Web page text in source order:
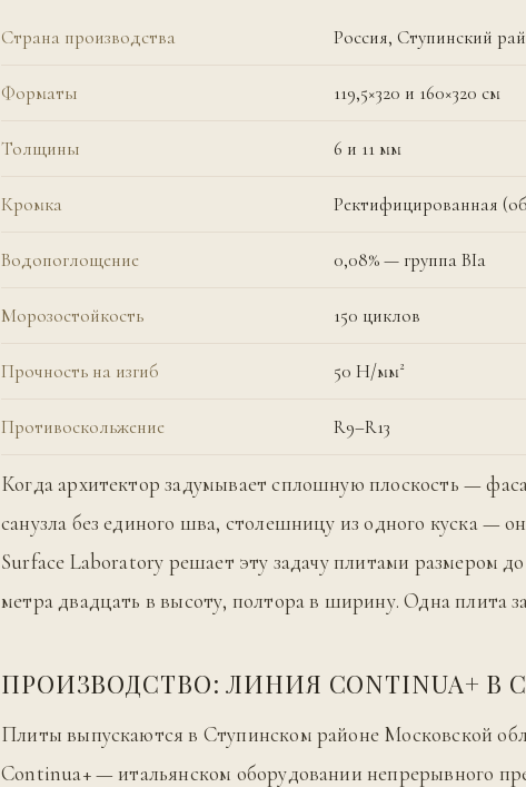
Страна производства Россия, Ступинский
Форматы 119,5×320 и 160×320 см
Толщины 6 и 11 мм
Кромка Ректифицированная
Водопоглощение 0,08% — группа BIa
Морозостойкость 150 циклов
Прочность на изгиб 50 Н/мм²
Противоскольжение R9–R13
Когда архитектор задумывает сплошную плоскость —
санузла без единого шва, столешницу из одного куска —
Surface Laboratory решает эту задачу плитами размером до
метра двадцать в высоту, полтора в ширину. Одна плита
ПРОИЗВОДСТВО: ЛИНИЯ CONTINUA+ В
Плиты выпускаются в Ступинском районе Московской
Continua+ — итальянском оборудовании непрерывного